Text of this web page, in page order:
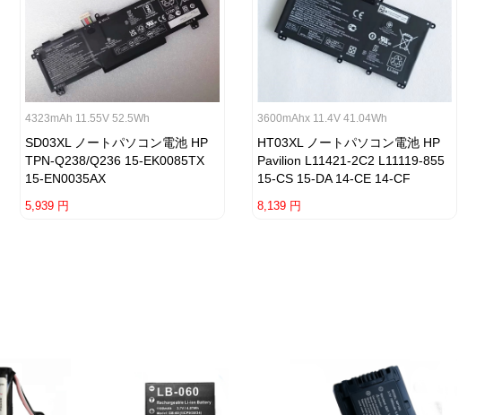
4323mAh 11.55V 52.5Wh
SD03XL ノートパソコン電池 HP
TPN-Q238/Q236 15-EK0085TX
15-EN0035AX
5,939 円
3600mAhx 11.4V 41.04Wh
HT03XL ノートパソコン電池 HP
Pavilion L11421-2C2 L11119-855
15-CS 15-DA 14-CE 14-CF
8,139 円